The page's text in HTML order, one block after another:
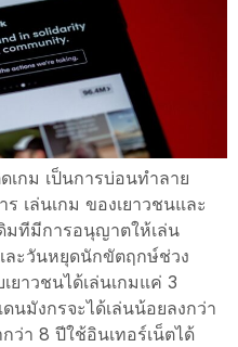
กม เป็นการบ่อนทำลาย
เล่นเกม ของเยาวชนและ
มทีมีการอนุญาตให้เล่น
ละวันหยุดนักขัตฤกษ์ช่วง
ยาวชนได้เล่นเกมแค่ 3
นมังกรจะได้เล่นน้อยลงกว่า
ว่า 8 ปีใช้อินเทอร์เน็ตได้